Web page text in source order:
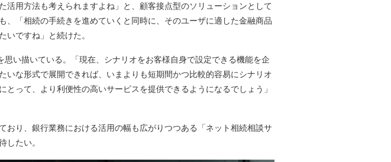
活用方法も考えられますよね」と、顧客接点型のソリューションとして
、「相続の手続きを進めていくと同時に、そのユーザに適した金融商品
いですね」と続けた。
思い描いている。「現在、シナリオをお客様自身で設定できる機能を企
いな形式で展開できれば、いまよりも短期間かつ比較的容易にシナリオ
とって、より利便性の高いサービスを提供できるようになるでしょう」
おり、銀行業務における活用の幅も広がりつつある「ネット相続相談サ
したい。